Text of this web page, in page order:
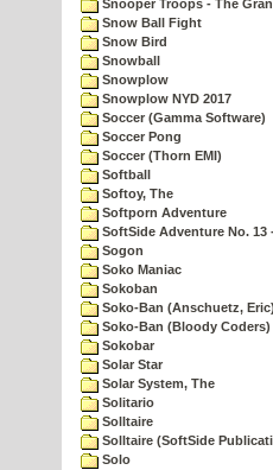
Snooper Troops - The
Snow Ball Fight
Snow Bird
Snowball
Snowplow
Snowplow NYD 2017
Soccer (Gamma Software)
Soccer Pong
Soccer (Thorn EMI)
Softball
Softoy, The
Softporn Adventure
SoftSide Adventure No. 13
Sogon
Soko Maniac
Sokoban
Soko-Ban (Anschuetz,
Soko-Ban (Bloody Coders)
Sokobar
Solar Star
Solar System, The
Solitario
Solltaire
Solltaire (SoftSide
Solo